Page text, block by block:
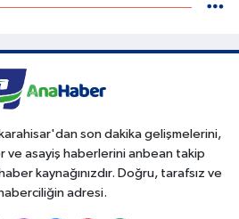
son dakika gelişmelerini,
ve asayiş haberlerini anbean takip
kaynağınızdır. Doğru, tarafsız ve
haberciliğin adresi.